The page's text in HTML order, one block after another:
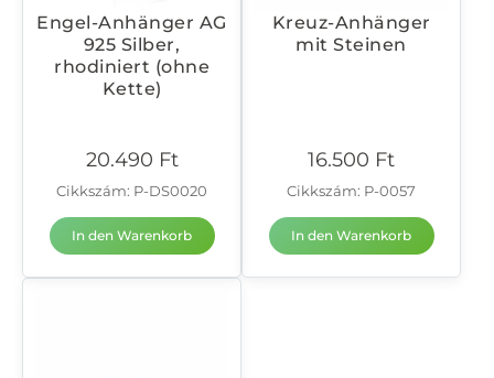
Engel-Anhänger AG
925 Silber,
rhodiniert (ohne
Kette)
20.490 Ft
Cikkszám: P-DS0020
In den Warenkorb
Kreuz-Anhänger
mit Steinen
16.500 Ft
Cikkszám: P-0057
In den Warenkorb